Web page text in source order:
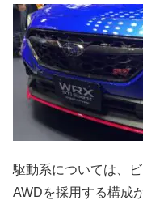
駆動系については、
AWDを採用する構成